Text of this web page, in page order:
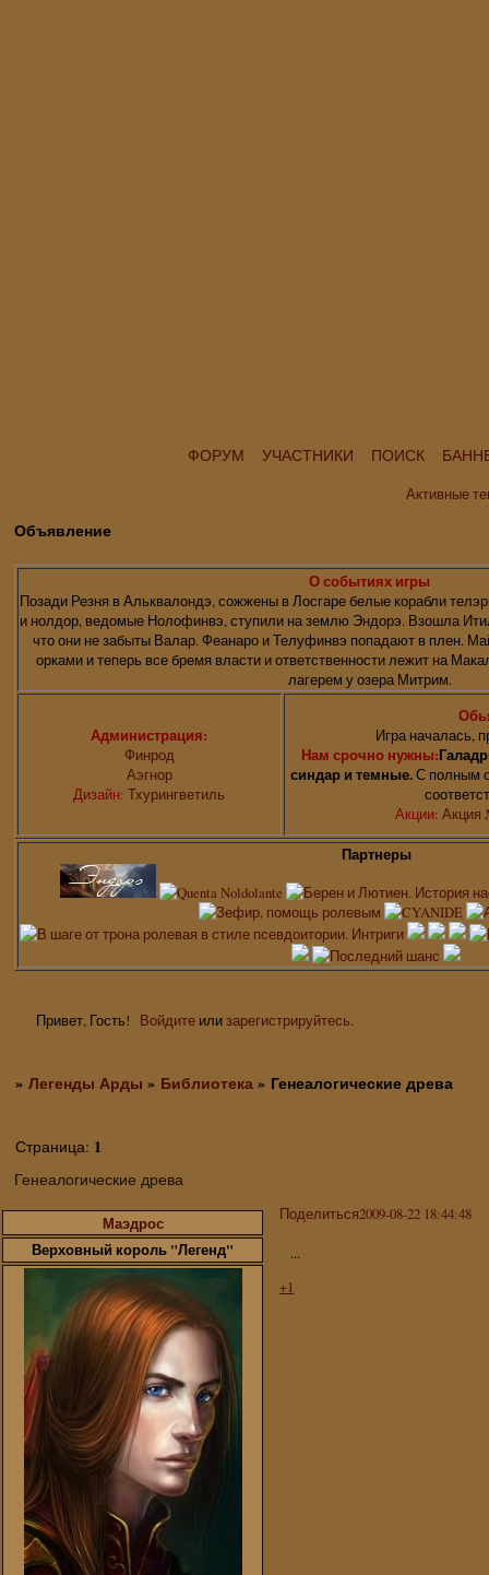
ФОРУМ УЧАСТНИКИ ПОИСК
Активные
Объявление
О событиях игры
Позади Резня в Альквалондэ, сожжены в Лосгаре белые корабли
и нолдор, ведомые Нолофинвэ, ступили на землю Эндорэ. Взошла
что они не забыты Валар. Феанаро и Телуфинвэ попадают в плен.
орками и теперь все бремя власти и ответственности лежит на
лагерем у озера Митрим.
Администрация:
Финрод
Аэгнор
Дизайн:Тхурингветиль
Игра началась,
Нам срочно нужны:
синдар и темные.С полным
Акции: Акция
Партнеры
Привет, Гость! Войдите илизарегистрируйтесь.
»Легенды Арды » Библиотека» Генеалогические древа
Генеалогические древа
Страница: 1
Поделиться2009-08-22 18:44:48
Маэдрос
Верховный король "Легенд"
...
+1